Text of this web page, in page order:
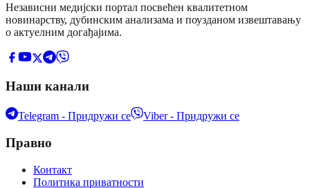
Независни медијски портал посвећен квалитетном
новинарству, дубинским анализама и поузданом извештавању
о актуелним догађајима.
Наши канали
Telegram - Придружи се Viber - Придружи се
Правно
Контакт
Политика приватности